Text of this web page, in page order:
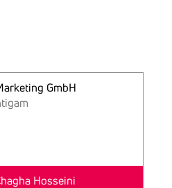
GmbH
Hosseini